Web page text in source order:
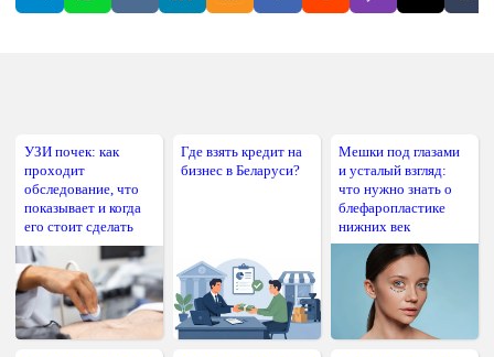
УЗИ почек: как
проходит
обследование, что
показывает и когда
его стоит сделать
Где взять кредит на
бизнес в Беларуси?
Мешки под глазами
и усталый взгляд:
что нужно знать о
блефаропластике
нижних век